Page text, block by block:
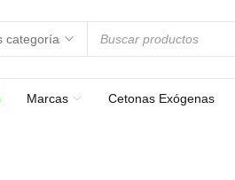
Marcas Cetonas Exógenas